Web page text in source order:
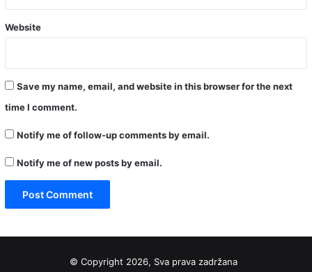
Website
Save my name, email, and website in this browser for the next
time I comment.
Notify me of follow-up comments by email.
Notify me of new posts by email.
© Copyright 2026, Sva prava zadržana